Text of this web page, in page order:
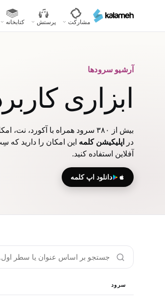
محتوای
مشارکت پرستش کتابخانه
آرشیو سرودها
ابزاری
بیش از ۳۸۰ سرود همراه با آکورد، نت، امکان تغییر گام، فایل‌های صوتی، ویدیویی و پاورپوینت
در اپلیکیشن کلمه این امکان را دارید
آفلاین استفاده کنید.
دانلود اپ کلمه
سرود